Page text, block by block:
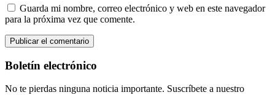
Guarda mi nombre, correo electrónico y web en este navegador
para la próxima vez que comente.
Boletín electrónico
No te pierdas ninguna noticia importante. Suscríbete a nuestro